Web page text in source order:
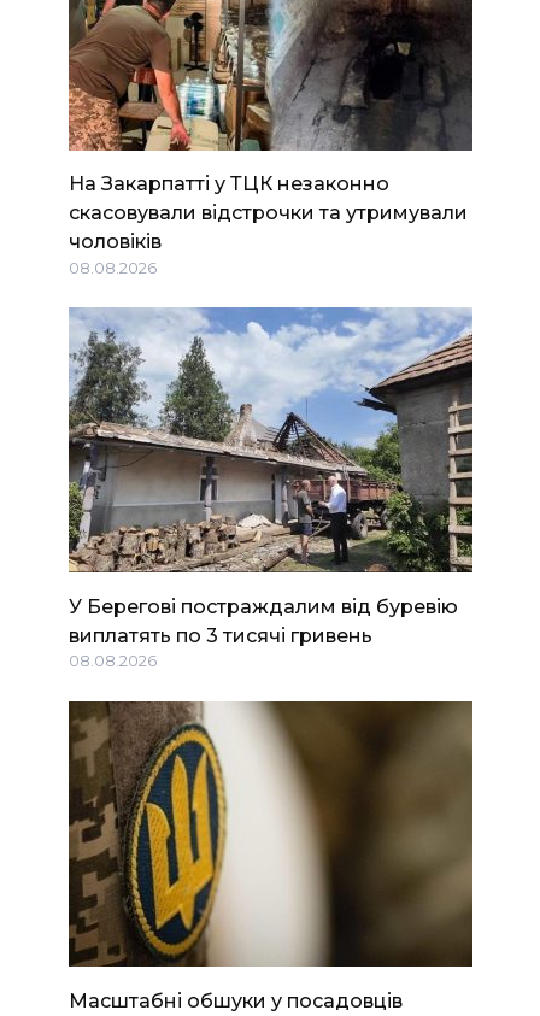
На Закарпатті у ТЦК незаконно
скасовували відстрочки та утримували
чоловіків
08.08.2026
У Берегові постраждалим від буревію
виплатять по 3 тисячі гривень
08.08.2026
Масштабні обшуки у посадовців